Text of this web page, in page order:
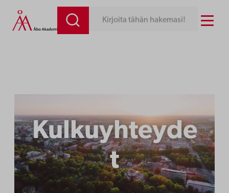
Siirry
sisältöön
Kirjoita tähän hakemasi! Menu
Kulkuyhteyde
t